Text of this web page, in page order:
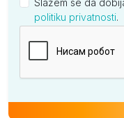
Slažem se da
politiku privatnosti.